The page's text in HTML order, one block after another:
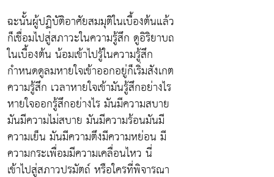
ฉะนั้นผู้ปฏิบัติอาศัยสมมุติในเบื้องต้นแล้ว
ก็เชื่อมไปสู่สภาวะในความรู้สึก ดูอิริยาบถ
ในเบื้องต้น น้อมเข้าไปรู้ในความรู้สึก
กำหนดดูลมหายใจเข้าออกอยู่ก็เริ่มสังเกต
ความรู้สึก เวลาหายใจเข้ามันรู้สึกอย่างไร
หายใจออกรู้สึกอย่างไร มันมีความสบาย
มันมีความไม่สบาย มันมีความร้อนมันมี
ความเย็น มันมีความตึงมีความหย่อน มี
ความกระเพื่อมมีความเคลื่อนไหว นี่
เข้าไปสู่สภาวปรมัตถ์ หรือใครที่พิจารณา